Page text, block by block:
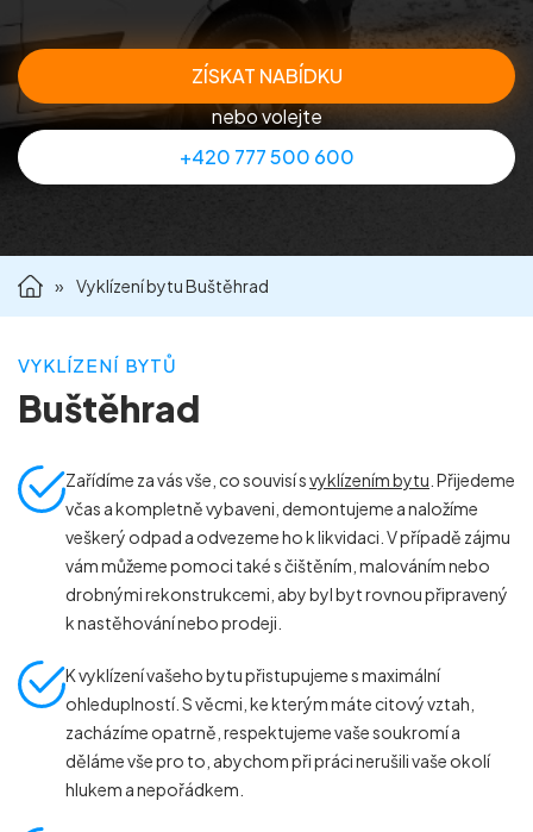
Příprava nemovitostí na prodej
Reference
ZÍSKAT NABÍDKU
nebo volejte
+420 777 500 600
» Vyklízení bytu Buštěhrad
VYKLÍZENÍ BYTŮ
Buštěhrad
Zařídíme za vás vše, co souvisí svyklízením bytu . Přijedeme
včas a kompletně vybaveni, demontujeme a naložíme
veškerý odpad a odvezeme ho k likvidaci. V případě zájmu
vám můžeme pomoci také s čištěním, malováním nebo
drobnými rekonstrukcemi, aby byl byt rovnou připravený
k nastěhování nebo prodeji.
K vyklízení vašeho bytu přistupujeme s maximální
ohleduplností. S věcmi, ke kterým máte citový vztah,
zacházíme opatrně, respektujeme vaše soukromí a
děláme vše pro to, abychom při práci nerušili vaše okolí
hlukem a nepořádkem.